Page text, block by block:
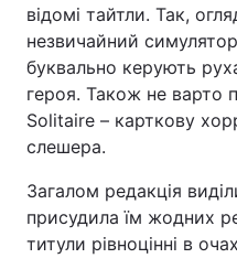
відомі тайтли. Так,
незвичайний
буквально керують
героя. Також не варто
Solitaire – карткову
слешера.
Загалом редакція
присудила їм жодних
титули рівноцінні в